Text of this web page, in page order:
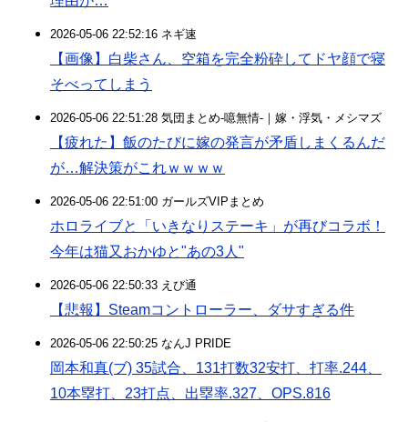
2026-05-06 22:52:16 ネギ速
【画像】白柴さん、空箱を完全粉砕してドヤ顔で寝
そべってしまう
2026-05-06 22:51:28 気団まとめ-噫無情-｜嫁・浮気・メシマズ
【疲れた】飯のたびに嫁の発言が矛盾しまくるんだ
が…解決策がこれｗｗｗｗ
2026-05-06 22:51:00 ガールズVIPまとめ
ホロライブと「いきなりステーキ」が再びコラボ！
今年は猫又おかゆと"あの3人"
2026-05-06 22:50:33 えび通
【悲報】Steamコントローラー、ダサすぎる件
2026-05-06 22:50:25 なんJ PRIDE
岡本和真(ブ) 35試合、131打数32安打、打率.244、
10本塁打、23打点、出塁率.327、OPS.816